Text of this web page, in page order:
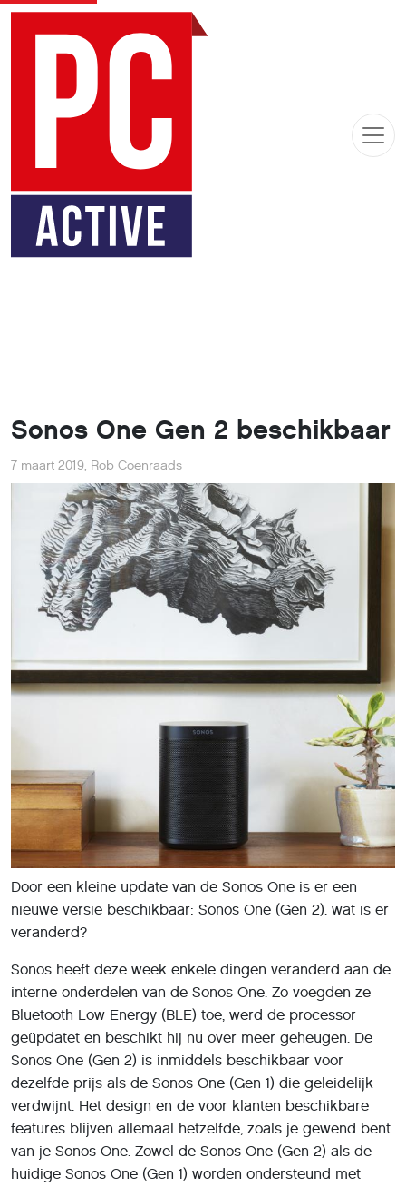
Sonos One Gen 2 beschikbaar
7 maart 2019, Rob Coenraads
Door een kleine update van de Sonos One is er een
nieuwe versie beschikbaar: Sonos One (Gen 2). wat is er
veranderd?
Sonos heeft deze week enkele dingen veranderd aan de
interne onderdelen van de Sonos One. Zo voegden ze
Bluetooth Low Energy (BLE) toe, werd de processor
geüpdatet en beschikt hij nu over meer geheugen. De
Sonos One (Gen 2) is inmiddels beschikbaar voor
dezelfde prijs als de Sonos One (Gen 1) die geleidelijk
verdwijnt. Het design en de voor klanten beschikbare
features blijven allemaal hetzelfde, zoals je gewend bent
van je Sonos One. Zowel de Sonos One (Gen 2) als de
huidige Sonos One (Gen 1) worden ondersteund met